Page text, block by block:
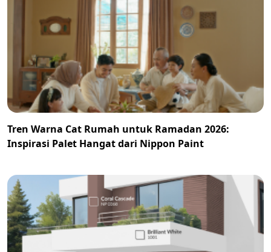
Tren Warna Cat Rumah untuk Ramadan 2026:
Inspirasi Palet Hangat dari Nippon Paint